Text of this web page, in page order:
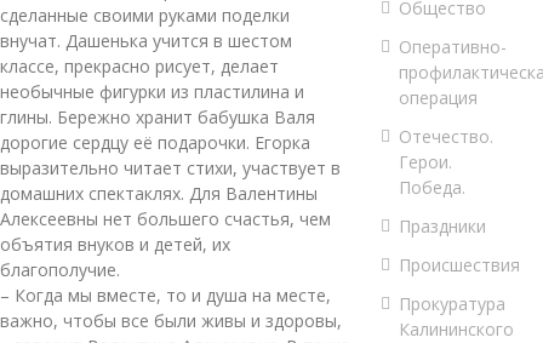
сделанные своими руками поделки
внучат. Дашенька учится в шестом
классе, прекрасно рисует, делает
необычные фигурки из пластилина и
глины. Бережно хранит бабушка Валя
дорогие сердцу её подарочки. Егорка
выразительно читает стихи, участвует в
домашних спектаклях. Для Валентины
Алексеевны нет большего счастья, чем
объятия внуков и детей, их
благополучие.
– Когда мы вместе, то и душа на месте,
важно, чтобы все были живы и здоровы,
Общество
Оперативно-
операция
Отечество.
Герои.
Победа.
Праздники
Происшествия
Прокуратура
Калининского